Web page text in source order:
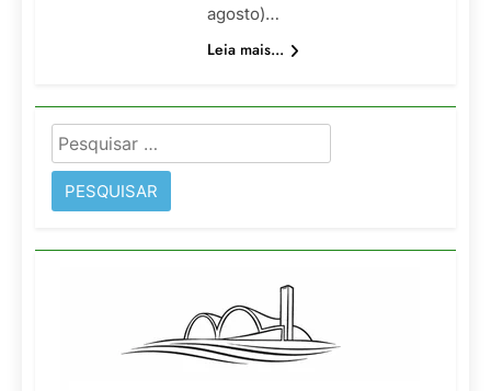
agosto)…
Leia mais...
Pesquisar
por: